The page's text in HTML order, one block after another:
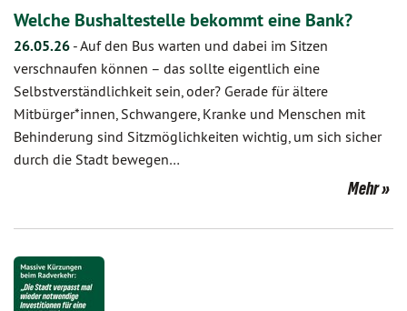
Welche Bushaltestelle bekommt eine Bank?
26.05.26 -Auf den Bus warten und dabei im Sitzen
verschnaufen können – das sollte eigentlich eine
Selbstverständlichkeit sein, oder? Gerade für ältere
Mitbürger*innen, Schwangere, Kranke und Menschen mit
Behinderung sind Sitzmöglichkeiten wichtig, um sich sicher
durch die Stadt bewegen…
Mehr